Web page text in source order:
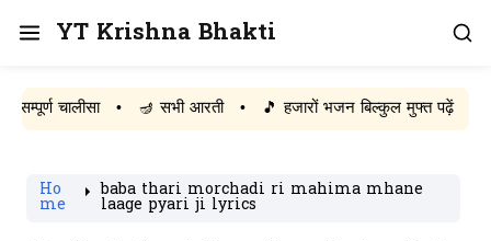
YT Krishna Bhakti
चालीसा • 🪔 सभी आरती • 🎵 हजारों भजन बिल्कुल मुफ्त पढ़ें
Ho
me
baba thari morchadi ri mahima mhane
laage pyari ji lyrics